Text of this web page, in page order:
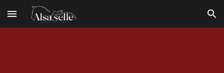
Skip to main content Skip to navigation